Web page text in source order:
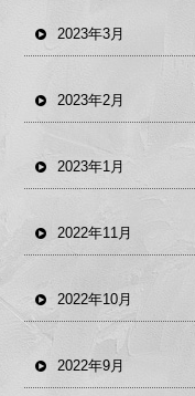
2023年3月
2023年2月
2023年1月
2022年11月
2022年10月
2022年9月